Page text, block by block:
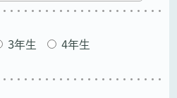
3年生
4年生